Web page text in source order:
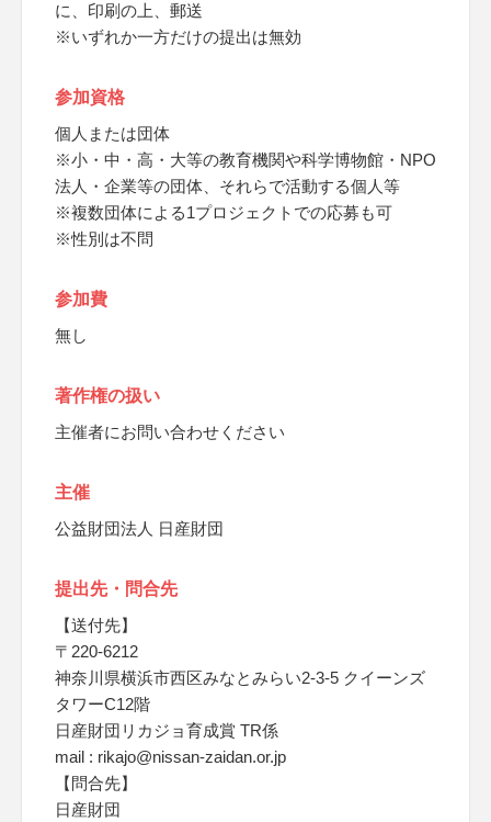
に、印刷の上、郵送
※いずれか一方だけの提出は無効
参加資格
個人または団体
※小・中・高・大等の教育機関や科学博物館・NPO
法人・企業等の団体、それらで活動する個人等
※複数団体による1プロジェクトでの応募も可
※性別は不問
参加費
無し
著作権の扱い
主催者にお問い合わせください
主催
公益財団法人 日産財団
提出先・問合先
【送付先】
〒220-6212
神奈川県横浜市西区みなとみらい2-3-5 クイーンズ
タワーC12階
日産財団リカジョ育成賞 TR係
mail : rikajo@nissan-zaidan.or.jp
【問合先】
日産財団